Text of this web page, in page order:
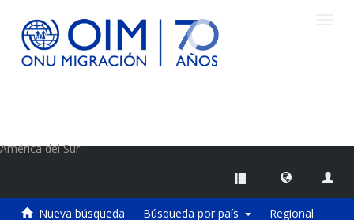
América del Sur
Nueva búsqueda Búsqueda por país Regional